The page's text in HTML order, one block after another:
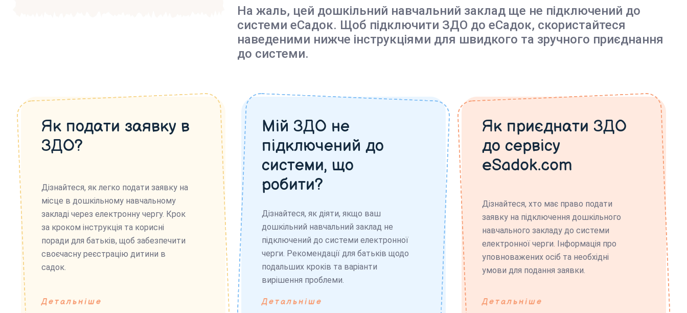
На жаль, цей дошкільний навчальний заклад ще не підключений до
системи еСадок. Щоб підключити ЗДО до еСадок, скористайтеся
наведеними нижче інструкціями для швидкого та зручного приєднання
до системи.
Як подати заявку в
ЗДО?
Дізнайтеся, як легко подати заявку на
місце в дошкільному навчальному
закладі через електронну чергу. Крок
за кроком інструкція та корисні
поради для батьків, щоб забезпечити
своєчасну реєстрацію дитини в
садок.
Детальніше
Мій ЗДО не
підключений до
системи, що
робити?
Дізнайтеся, як діяти, якщо ваш
дошкільний навчальний заклад не
підключений до системи електронної
черги. Рекомендації для батьків щодо
подальших кроків та варіанти
вирішення проблеми.
Детальніше
Як приєднати ЗДО
до сервісу
eSadok.com
Дізнайтеся, хто має право подати
заявку на підключення дошкільного
навчального закладу до системи
електронної черги. Інформація про
уповноважених осіб та необхідні
умови для подання заявки.
Детальніше